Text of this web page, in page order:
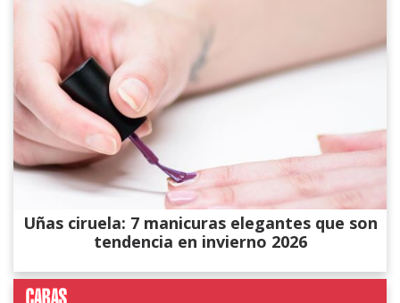
Uñas ciruela: 7 manicuras elegantes que son
tendencia en invierno 2026